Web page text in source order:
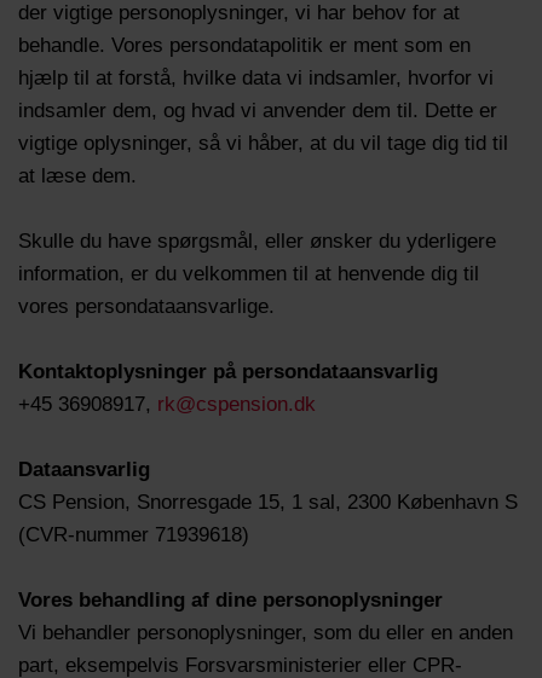
der vigtige personoplysninger, vi har behov for at
behandle. Vores persondatapolitik er ment som en
hjælp til at forstå, hvilke data vi indsamler, hvorfor vi
indsamler dem, og hvad vi anvender dem til. Dette er
vigtige oplysninger, så vi håber, at du vil tage dig tid til
at læse dem.
Skulle du have spørgsmål, eller ønsker du yderligere
information, er du velkommen til at henvende dig til
vores persondataansvarlige.
Kontaktoplysninger på persondataansvarlig
+45 36908917, rk@cspension.dk
Dataansvarlig
CS Pension, Snorresgade 15, 1 sal, 2300 København S
(CVR-nummer 71939618)
Vores behandling af dine personoplysninger
Vi behandler personoplysninger, som du eller en anden
part, eksempelvis Forsvarsministerier eller CPR-